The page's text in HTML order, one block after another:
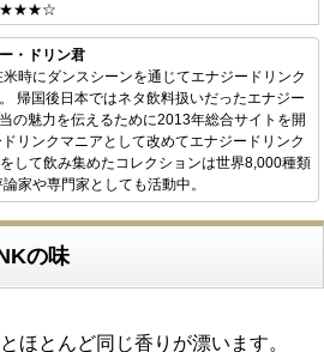
・ドリン君
時にダンスシーンを通じてエナジードリンク
帰国後日本ではネタ飲料扱いだったエナジー
の魅力を伝えるために2013年総合サイトを開
リンクマニアとして改めてエナジードリンク
して飲み集めたコレクションは世界8,000種類
家や専門家としても活動中。
の味
ほとんど同じ香りが漂います。